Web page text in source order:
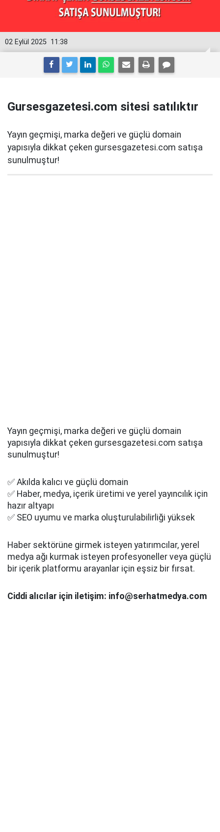
11:38
02 Eylül 2025
Gursesgazetesi.com sitesi satılıktır
Yayın geçmişi, marka değeri ve güçlü domain
yapısıyla dikkat çeken gursesgazetesi.com satışa
sunulmuştur!
Yayın geçmişi, marka değeri ve güçlü domain
yapısıyla dikkat çeken gursesgazetesi.com satışa
sunulmuştur!
✅ Akılda kalıcı ve güçlü domain
✅ Haber, medya, içerik üretimi ve yerel yayıncılık için
hazır altyapı
✅ SEO uyumu ve marka oluşturulabilirliği yüksek
Haber sektörüne girmek isteyen yatırımcılar, yerel
medya ağı kurmak isteyen profesyoneller veya güçlü
bir içerik platformu arayanlar için eşsiz bir fırsat.
Ciddi alıcılar için iletişim: info@serhatmedya.com